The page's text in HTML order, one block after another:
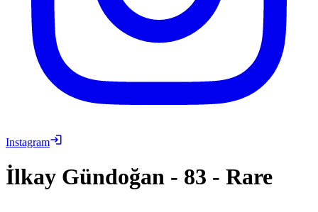
Instagram
İlkay Gündoğan - 83 - Rare